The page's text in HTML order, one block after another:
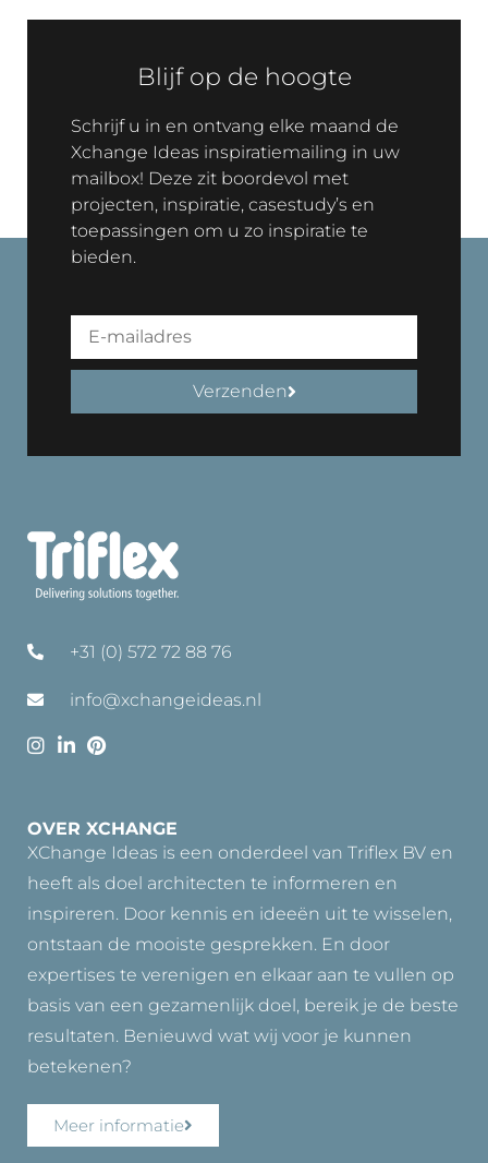
Blijf op de hoogte
Schrijf u in en ontvang elke maand de
Xchange Ideas inspiratiemailing in uw
mailbox! Deze zit boordevol met
projecten, inspiratie, casestudy’s en
toepassingen om u zo inspiratie te
bieden.
Verzenden
+31 (0) 572 72 88 76
info@xchangeideas.nl
OVER XCHANGE
XChange Ideas is een onderdeel van Triflex BV en
heeft als doel architecten te informeren en
inspireren. Door kennis en ideeën uit te wisselen,
ontstaan de mooiste gesprekken. En door
expertises te verenigen en elkaar aan te vullen op
basis van een gezamenlijk doel, bereik je de beste
resultaten. Benieuwd wat wij voor je kunnen
betekenen?
Meer informatie